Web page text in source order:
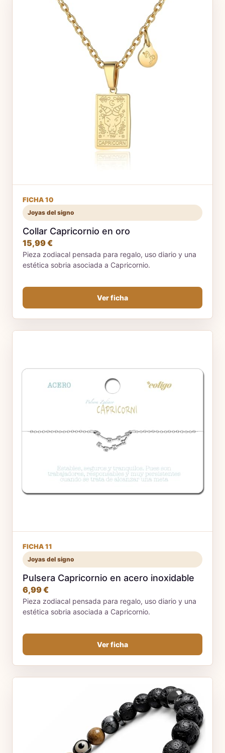
FICHA 10
Joyas del signo
Collar Capricornio en oro
15,99 €
Pieza zodiacal pensada para regalo, uso diario y una
estética sobria asociada a Capricornio.
Ver ficha
FICHA 11
Joyas del signo
Pulsera Capricornio en acero inoxidable
6,99 €
Pieza zodiacal pensada para regalo, uso diario y una
estética sobria asociada a Capricornio.
Ver ficha